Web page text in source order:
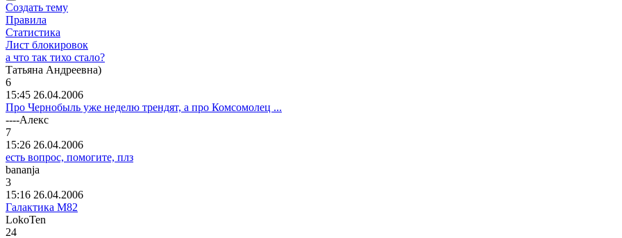
Создать тему
Правила
Статистика
Лист блокировок
а что так тихо стало?
Татьяна Андреевна)
6
15:45 26.04.2006
Про Чернобыль уже неделю трендят, а про Комсомолец ...
----Aлекс
7
15:26 26.04.2006
есть вопрос, помогите, плз
bananja
3
15:16 26.04.2006
Галактика М82
LokoTen
24